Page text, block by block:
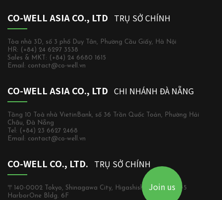
CO-WELL ASIA CO., LTD TRỤ SỞ CHÍNH
Tòa nhà 3D, số 3 phố Duy Tân, Phường Cầu Giấy, Hà Nội
HR: (+84) 24 6297 3538
Sales & MKT: (+84) 24 6680 1615
Email: contact@co-well.vn
CO-WELL ASIA CO., LTD CHI NHÁNH ĐÀ NẴNG
Tầng 10 Toà nhà VietinBank, số 36 Trần Quốc Toản, Phường Hải
Châu, Đà Nẵng
Tel: (+84) 23 6627 2468
Email: contact@co-well.vn
CO-WELL CO., LTD. TRỤ SỞ CHÍNH
〒140-0002 Tokyo, Shinagawa City, Higashishinagawa, 2-5-5
HarborOne Bldg. 6F
Join us